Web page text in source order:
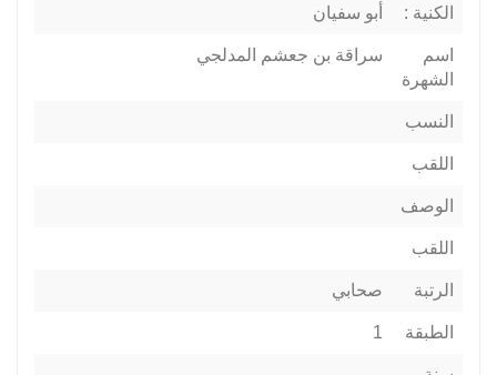
الكنية : أبو سفيان
اسم
الشهرة
سراقة بن جعشم المدلجي
النسب
اللقب
الوصف
اللقب
الرتبة صحابي
الطبقة 1